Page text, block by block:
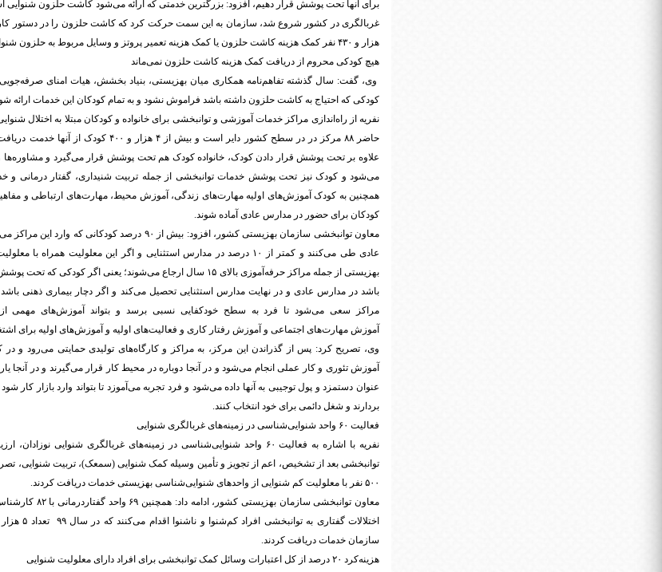
هزار و ۴۳۰ نفر کمک هزینه کاشت حلزون یا کمک هزینه تعمیر پروتز و وسایل مربوط به حلزون شنوایی را دریافت کردند.
هیچ کودکی محروم از دریافت کمک هزینه کاشت حلزون نمی‌ماند
وی، گفت: سال گذشته تفاهم‌نامه همکاری میان بهزیستی، بنیاد بخشش، هیات امنای صرفه‌جویی
کودکی که احتیاج به کاشت حلزون داشته باشد فراموش نشود و به تمام کودکان این خدمات ارائه
حاضر ۸۸ مرکز در در سطح کشور دایر است و بیش از ۴
علاوه بر تحت پوشش قرار دادن کودک، خانواده کودک هم تحت پوشش قرار می‌گیرد و مشاوره‌ها و
می‌شود و کودک نیز تحت پوشش خدمات توانبخشی از جمله تربیت شنیداری، گفتار درمانی و
همچنین به کودک آموزش‌های اولیه مهارت‌های زندگی، آموزش محیط، مهارت‌های ارتباطی و مفاهیم
کودکان برای حضور در مدارس عادی آماده شوند.
معاون توانبخشی سازمان بهزیستی کشور، افزود: بیش از ۹۰
عادی طی می‌کنند و کمتر از ۱۰ درصد در مدارس استثنایی و اگر این معلولیت
بهزیستی از جمله مراکز حرفه‌آموزی بالای ۱۵ سال ارجاع می‌شوند؛ یعنی
باشد در مدارس عادی و در نهایت مدارس استثنایی تحصیل می‌کند و اگر دچار بیماری ذهنی
مراکز سعی می‌شود تا فرد به سطح خودکفایی نسبی برسد و بتواند آموزش‌های مهمی از
آموزش مهارت‌های اجتماعی و آموزش رفتار کاری و فعالیت‌های اولیه و آموزش‌های اولیه برای
وی، تصریح کرد: پس از گذراندن این مرکز، به مراکز و کارگاه‌های تولیدی حمایتی می‌رود و در
عنوان دستمزد و پول توجیبی به آنها داده می‌شود و فرد تجربه می‌آموزد تا بتواند وارد بازار کار
بردارند و شغل دائمی برای خود انتخاب کنند.
فعالیت ۶۰ واحد شنوایی‌شناسی در زمینه‌های غربالگری شنوایی
نفریه با اشاره به فعالیت ۶۰ واحد شنوایی‌شناسی در زمینه‌های غربالگری شنوایی
۵۰۰ نفر با معلولیت کم شنوایی از واحدهای شنوایی‌شناسی بهزیستی خدمات دریافت کردند.
معاون توانبخشی
سازمان خدمات دریافت کردند.
هزینه‌کرد ۲۰ درصد از کل اعتبارات وسائل کمک توانبخشی برای افراد دارای معلولیت شنوایی